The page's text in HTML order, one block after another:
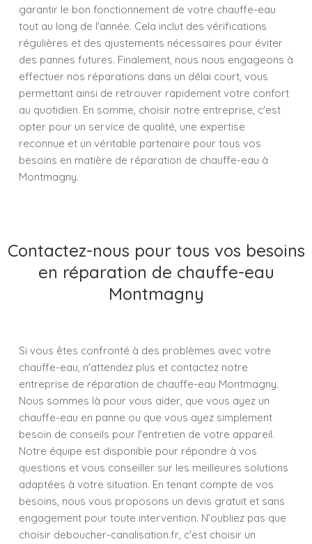
garantir le bon fonctionnement de votre chauffe-eau
tout au long de l'année. Cela inclut des vérifications
régulières et des ajustements nécessaires pour éviter
des pannes futures. Finalement, nous nous engageons à
effectuer nos réparations dans un délai court, vous
permettant ainsi de retrouver rapidement votre confort
au quotidien. En somme, choisir notre entreprise, c'est
opter pour un service de qualité, une expertise
reconnue et un véritable partenaire pour tous vos
besoins en matière de réparation de chauffe-eau à
Montmagny.
Contactez-nous pour tous vos besoins
en réparation de chauffe-eau
Montmagny
Si vous êtes confronté à des problèmes avec votre
chauffe-eau, n'attendez plus et contactez notre
entreprise de réparation de chauffe-eau Montmagny.
Nous sommes là pour vous aider, que vous ayez un
chauffe-eau en panne ou que vous ayez simplement
besoin de conseils pour l'entretien de votre appareil.
Notre équipe est disponible pour répondre à vos
questions et vous conseiller sur les meilleures solutions
adaptées à votre situation. En tenant compte de vos
besoins, nous vous proposons un devis gratuit et sans
engagement pour toute intervention. N’oubliez pas que
choisir deboucher-canalisation.fr, c'est choisir un